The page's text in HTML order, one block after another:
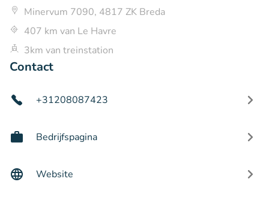
Minervum 7090, 4817 ZK Breda
407 km van Le Havre
3km van treinstation
Contact
+31208087423
Bedrijfspagina
Website